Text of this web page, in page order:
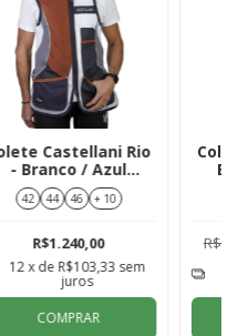
Castellani Rio
- Branco / Azul
Marinho / Cinza
42 44 46 + 10
R$1.240,00
12 x de R$103,33 sem
juros
COMPRAR